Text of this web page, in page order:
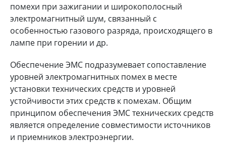
помехи при зажигании и широкополосный
электромагнитный шум, связанный с
особенностью газового разряда, происходящего в
лампе при горении и др.
Обеспечение ЭМС подразумевает сопоставление
уровней электромагнитных помех в месте
установки технических средств и уровней
устойчивости этих средств к помехам. Общим
принципом обеспечения ЭМС технических средств
является определение совместимости источников
и приемников электроэнергии.